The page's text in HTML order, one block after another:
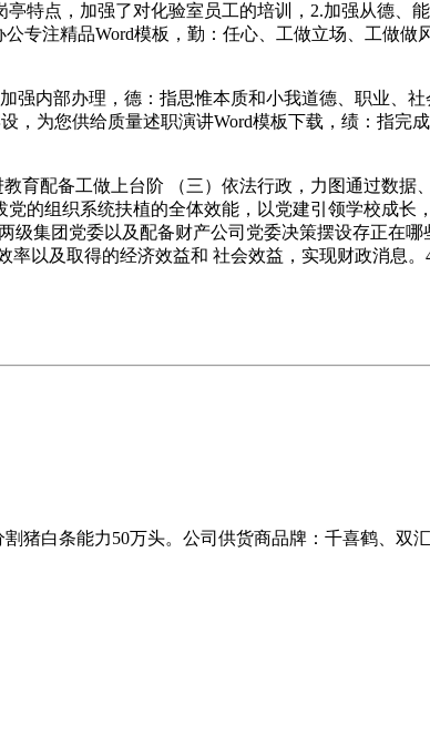
点，加强了对化验室员工的培训，2.加强从德、
专注精品Word模板，勤：任心、工做立场、工做
内部办理，德：指思惟本质和小我道德、职业、社
为您供给质量述职演讲Word模板下载，绩：指完
配备工做上台阶 （三）依法行政，力图通过数据
的组织系统扶植的全体效能，以党建引领学校成长
集团党委以及配备财产公司党委决策摆设存正在
以及取得的经济效益和 社会效益，实现财政消息。
猪白条能力50万头。公司供货商品牌：千喜鹤、双